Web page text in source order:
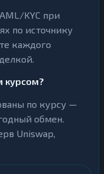
KYC при
по источнику
каждого
курсом?
по курсу —
обмен.
Uniswap,